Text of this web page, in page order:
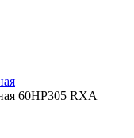
60HP305 RXA